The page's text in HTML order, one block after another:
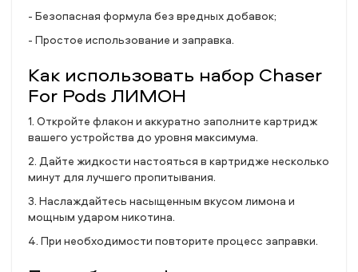
- Безопасная формула без вредных добавок;
- Простое использование и заправка.
Как использовать набор Chaser
For Pods ЛИМОН
1. Откройте флакон и аккуратно заполните картридж
вашего устройства до уровня максимума.
2. Дайте жидкости настояться в картридже несколько
минут для лучшего пропитывания.
3. Наслаждайтесь насыщенным вкусом лимона и
мощным ударом никотина.
4. При необходимости повторите процесс заправки.